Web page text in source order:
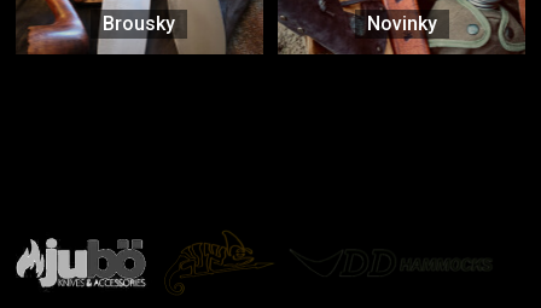
Brousky Novinky